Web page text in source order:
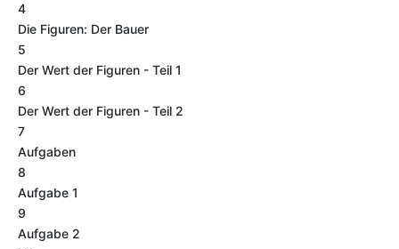
4
Die Figuren: Der Bauer
5
Der Wert der Figuren - Teil 1
6
Der Wert der Figuren - Teil 2
7
Aufgaben
8
Aufgabe 1
9
Aufgabe 2